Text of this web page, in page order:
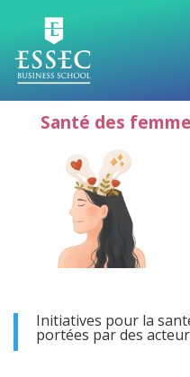
Santé des
Initiatives pour la
portées par des